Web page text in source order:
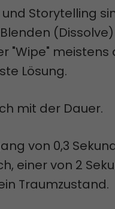
und Storytelling
"Wipe" meistens
Lösung.
mit der Dauer.
von 0,3
einer von 2
Traumzustand.